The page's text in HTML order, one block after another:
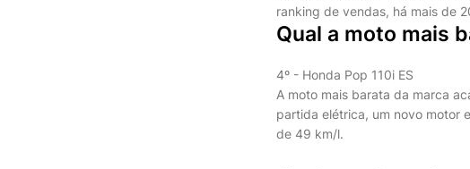
ranking de vendas, há mais de
Qual a moto mais
4º - Honda Pop 110i ES
A moto mais barata da marca
partida elétrica, um novo motor
de 49 km/l.